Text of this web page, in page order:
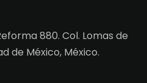
880. Col. Lomas de
de México, México.